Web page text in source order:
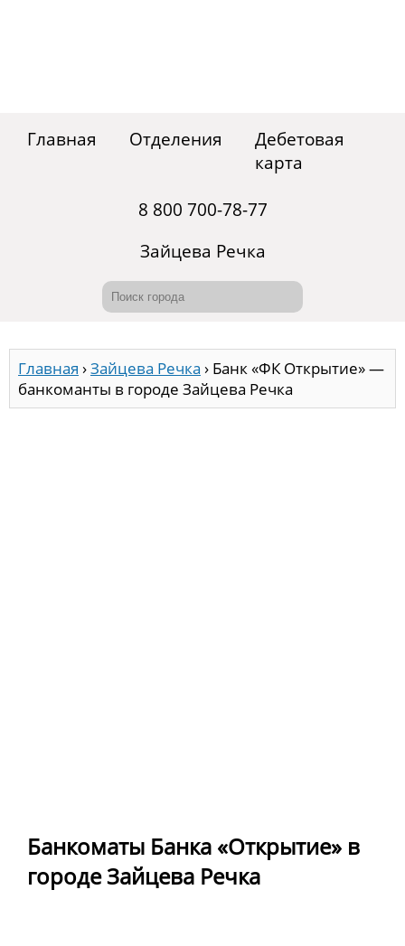
Главная Отделения
Дебетовая
карта
8 800 700-78-77
Зайцева Речка
Главная ›Зайцева Речка › Банк «ФК Открытие» —
банкоманты в городе Зайцева Речка
Банкоматы Банка «Открытие» в
городе Зайцева Речка